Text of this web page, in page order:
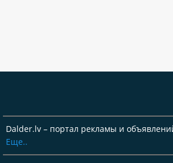
Dalder.lv – портал рекламы и
Еще..